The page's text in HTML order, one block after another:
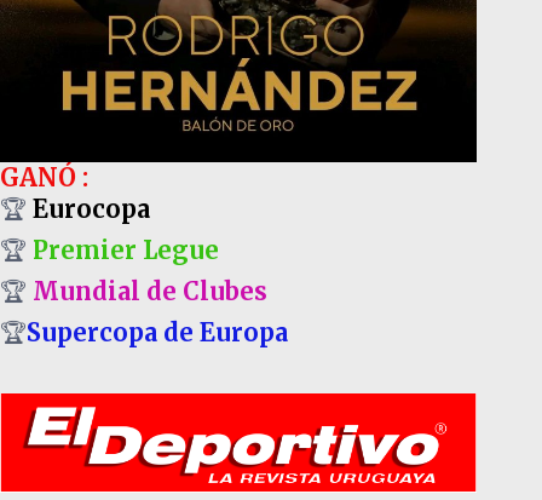
GANÓ :
🏆 Eurocopa
🏆 Premier Legue
🏆 Mundial de Clubes
🏆Supercopa de Europa